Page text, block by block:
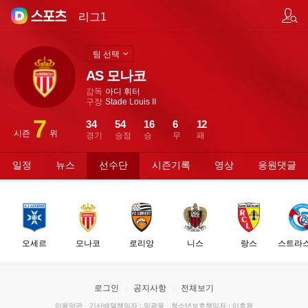
리그1
AS 모나코
감독 아디 휘터
구장 Stade Louis II
시즌 7 위 경기
34
승점
54
승
16
무
6
패
12
팀 선택
일정 뉴스 선수단 시즌기록 영상 응원댓글
오세르 모나코 로리앙 니스 랑스 스트라
로그인 공지사항 전체보기
이용약관 · 기사배열책임자 : 임광욱 · 청소년보호책임자 : 이호원